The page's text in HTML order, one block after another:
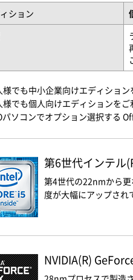
ション
でも中小企業向けエディション
でも個人向けエディションをご
ソコンでオプション選択する
第6世代インテル
第4世代の22nmから
度が大幅にアップされ
NVIDIA(R)